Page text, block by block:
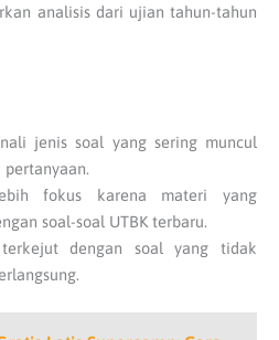
analisis dari ujian tahun-tahun
jenis soal yang sering muncul
fokus karena materi yang
soal-soal UTBK terbaru.
dengan soal yang tidak